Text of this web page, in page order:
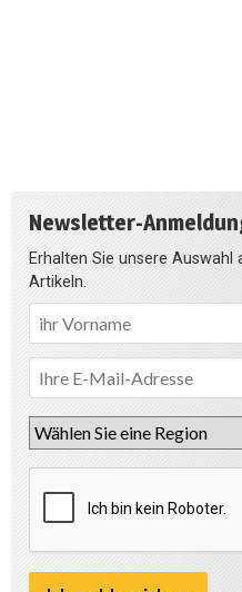
Newsletter-
Erhalten Sie unsere Auswahl
Artikeln.